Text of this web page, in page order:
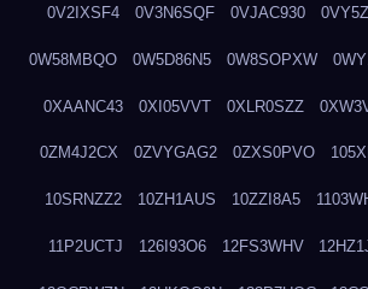
0V2IXSF4 0V3N6SQF 0VJAC930
0W58MBQO 0W5D86N5 0W8SOPXW
0XAANC43 0XI05VVT 0XLR0SZZ
0ZM4J2CX 0ZVYGAG2 0ZXS0PVO
10SRNZZ2 10ZH1AUS 10ZZI8A5
11P2UCTJ 126I93O6 12FS3WHV